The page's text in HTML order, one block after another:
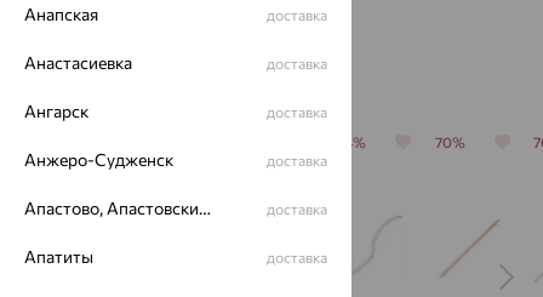
Похожие изделия
64% 70%
Анапская доставка
Анастасиевка доставка
Ангарск доставка
Анжеро-Судженск доставка
Апастово, Апастовский район доставка
Апатиты доставка